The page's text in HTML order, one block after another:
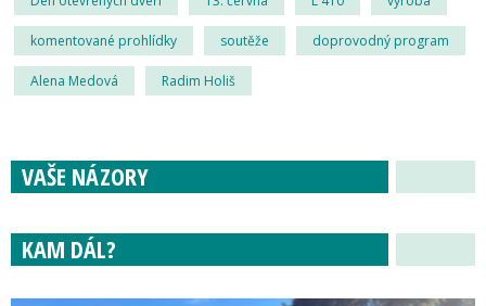
komentované prohlídky soutěže doprovodný program
Alena Medová Radim Holiš
VAŠE NÁZORY
KAM DÁL?